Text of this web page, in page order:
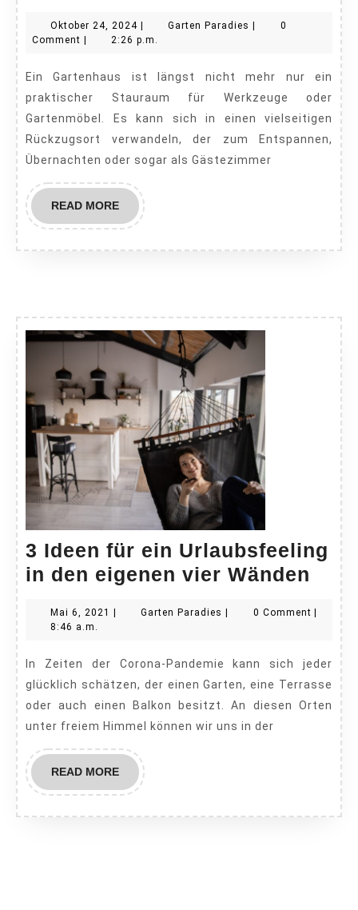
zum
Gartenhaus-
Upgrades
Oktober 24, 2024Oktober
24,
Garten Paradies Garten0
Comment
2:26 p.m.
Ein Gartenhaus ist längst nicht mehr nur ein
praktischer Stauraum für Werkzeuge oder
Gartenmöbel. Es kann sich in einen vielseitigen
Rückzugsort verwandeln, der zum Entspannen,
Übernachten oder sogar als Gästezimmer
READ MOREREAD
MORE
3 Ideen für ein Urlaubsfeeling
in den eigenen vier Wänden
für
in
den
vier
Mai 6, 2021 Mai
Garten Paradies Garten0 Comment
8:46 a.m.
glücklich schätzen, der einen Garten, eine Terrasse
oder auch einen Balkon besitzt. An diesen Orten
unter freiem Himmel können wir uns in der
READ MOREREAD
MORE